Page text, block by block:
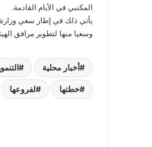
المكتبي في الأيام القادمة.
يأتي ذلك في إطار سعي وزارة
وسعيا منها لتطوير مرافق
أخبار محلية
خطتها لفروعها